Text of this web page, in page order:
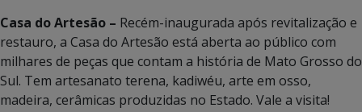
Casa do Artesão – Recém-inaugurada após revitalização e
restauro, a Casa do Artesão está aberta ao público com
milhares de peças que contam a história de Mato Grosso do
Sul. Tem artesanato terena, kadiwéu, arte em osso,
madeira, cerâmicas produzidas no Estado. Vale a visita!